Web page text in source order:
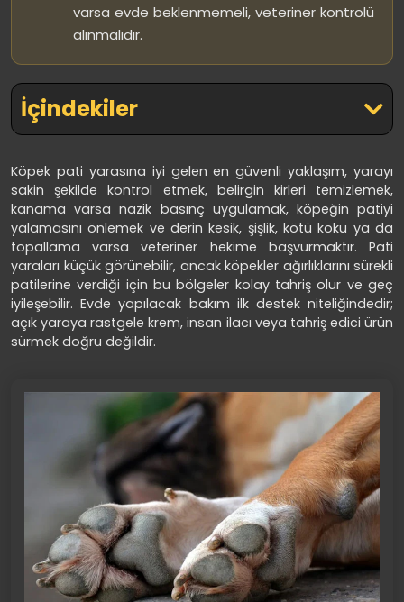
varsa evde beklenmemeli, veteriner kontrolü
alınmalıdır.
İçindekiler
Köpek pati yarasına iyi gelen en güvenli yaklaşım, yarayı
sakin şekilde kontrol etmek, belirgin kirleri temizlemek,
kanama varsa nazik basınç uygulamak, köpeğin patiyi
yalamasını önlemek ve derin kesik, şişlik, kötü koku ya da
topallama varsa veteriner hekime başvurmaktır. Pati
yaraları küçük görünebilir, ancak köpekler ağırlıklarını sürekli
patilerine verdiği için bu bölgeler kolay tahriş olur ve geç
iyileşebilir. Evde yapılacak bakım ilk destek niteliğindedir;
açık yaraya rastgele krem, insan ilacı veya tahriş edici ürün
sürmek doğru değildir.